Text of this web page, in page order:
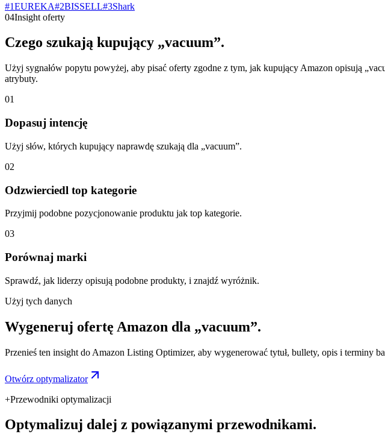
#1EUREKA#2BISSELL#3Shark
04Insight oferty
Czego szukają kupujący „vacuum”.
Użyj sygnałów popytu powyżej, aby pisać oferty zgodne z tym, jak kupujący Amazon opisują
atrybuty.
01
Dopasuj intencję
Użyj słów, których kupujący naprawdę szukają dla „vacuum”.
02
Odzwierciedl top kategorie
Przyjmij podobne pozycjonowanie produktu jak top kategorie.
03
Porównaj marki
Sprawdź, jak liderzy opisują podobne produkty, i znajdź wyróżnik.
Użyj tych danych
Wygeneruj ofertę Amazon dla „vacuum”.
Przenieś ten insight do Amazon Listing Optimizer, aby wygenerować tytuł, bullety, opis i terminy
Otwórz optymalizator
+Przewodniki optymalizacji
Optymalizuj dalej z powiązanymi przewodnikami.